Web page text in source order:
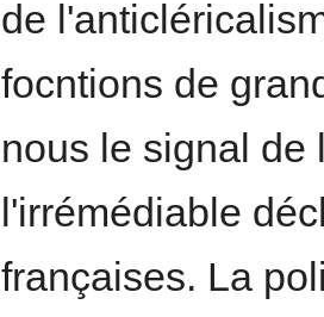
de
focntions de
nous le signal
l'irrémédiable
françaises. La